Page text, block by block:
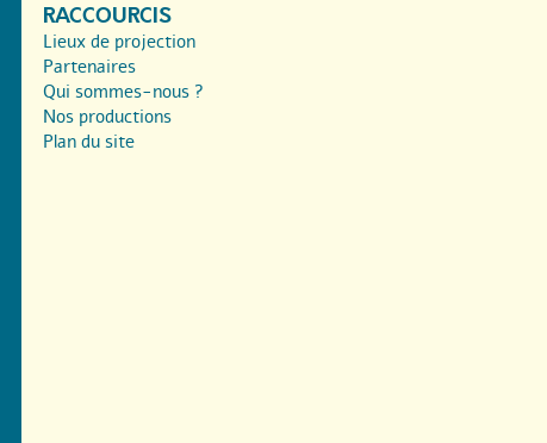
RACCOURCIS
Lieux de projection
Partenaires
Qui sommes-nous ?
Nos productions
Plan du site